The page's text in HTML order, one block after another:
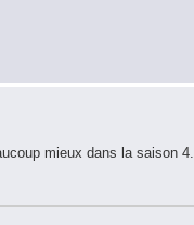
mieux dans la saison 4.